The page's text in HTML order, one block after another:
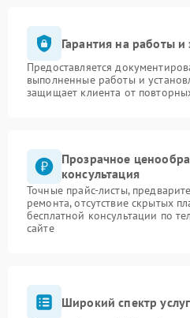
Гарантия на работы и
Предоставляется
выполненные работы и
защищает клиента от
Прозрачное
консультация
Точные прайс-листы,
ремонта, отсутствие скрытых
бесплатной консультации по
сайте
Широкий спектр услуг